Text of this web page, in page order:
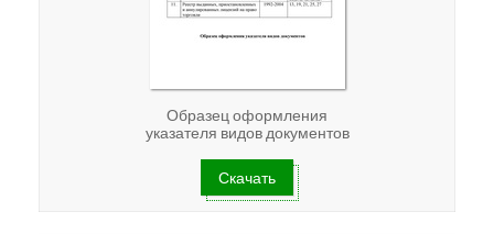
Образец оформления
указателя видов документов
Скачать